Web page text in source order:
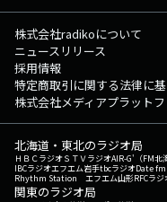
株式会社radikoについて
ニュースリリース
採用情報
特定商取引に関する法律に
株式会社メディアプラット
北海道・東北のラジオ局
ＨＢＣラジオＳＴＶラジオAIR-G'（FM北
IBCラジオエフエム岩手tbcラジオDate fm
Rhythm Station エフエム山形RFCラ
関東のラジオ局